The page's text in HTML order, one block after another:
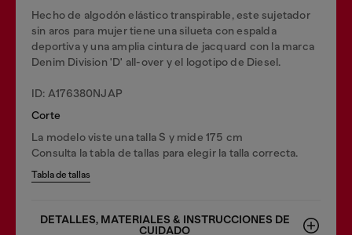
Hecho de algodón elástico transpirable, este sujetador
sin aros para mujer tiene una silueta con espalda
deportiva y una amplia cintura de jacquard con la marca
Denim Division 'D' all-over y el logotipo de Diesel.
ID: A176380NJAP
Corte
La modelo viste una talla S y mide 175 cm
Consulta la tabla de tallas para elegir la talla correcta.
Tabla de tallas
DETALLES, MATERIALES & INSTRUCCIONES DE
CUIDADO